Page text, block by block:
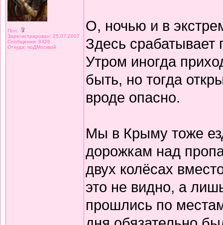
Пол:
Зарегистрирован: 25.07.2007
Сообщения: 8326
Откуда: поДМосквой
О, ночью и в
Здесь
Утром иногда
быть, но тогда
вроде опасно.
Мы в Крыму тоже
дорожкам над
двух колёсах
это не видно, а
прошлись по